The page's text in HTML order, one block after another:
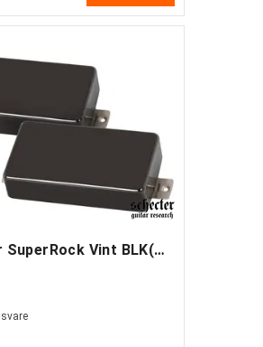
Schecter SuperRock Vint BLK(TRAD)SET